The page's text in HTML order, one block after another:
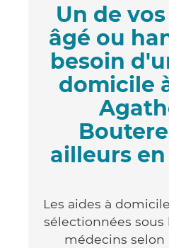
Un de
âgé ou
besoin
domicile
ailleurs
Les aides à
sélectionnées sous
médecins selon